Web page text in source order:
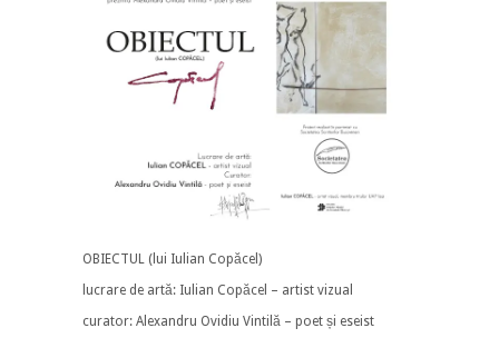
OBIECTUL (lui Iulian Copăcel)
lucrare de artă: Iulian Copăcel – artist vizual
curator: Alexandru Ovidiu Vintilă – poet și eseist